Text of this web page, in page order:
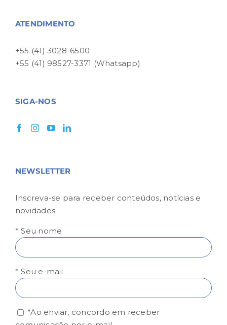
ATENDIMENTO
+55 (41) 3028-6500
+55 (41) 98527-3371 (Whatsapp)
SIGA-NOS
NEWSLETTER
Inscreva-se para receber conteúdos, notícias e
novidades.
* Seu nome
* Seu e-mail
*Ao enviar, concordo em receber